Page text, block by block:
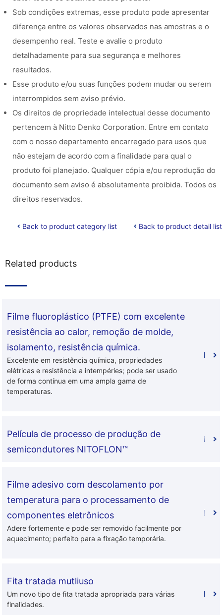
Sob condições extremas, esse produto pode apresentar
diferença entre os valores observados nas amostras e o
desempenho real. Teste e avalie o produto
detalhadamente para sua segurança e melhores
resultados.
Esse produto e/ou suas funções podem mudar ou serem
interrompidos sem aviso prévio.
Os direitos de propriedade intelectual desse documento
pertencem à Nitto Denko Corporation. Entre em contato
com o nosso departamento encarregado para usos que
não estejam de acordo com a finalidade para qual o
produto foi planejado. Qualquer cópia e/ou reprodução do
documento sem aviso é absolutamente proibida. Todos os
direitos reservados.
Back to product category list Back to product detail list
Related products
Filme fluoroplástico (PTFE) com excelente
resistência ao calor, remoção de molde,
isolamento, resistência química.
Excelente em resistência química, propriedades
elétricas e resistência a intempéries; pode ser usado
de forma contínua em uma ampla gama de
temperaturas.
Película de processo de produção de
semicondutores NITOFLON™
Filme adesivo com descolamento por
temperatura para o processamento de
componentes eletrônicos
Adere fortemente e pode ser removido facilmente por
aquecimento; perfeito para a fixação temporária.
Fita tratada mutliuso
Um novo tipo de fita tratada apropriada para várias
finalidades.